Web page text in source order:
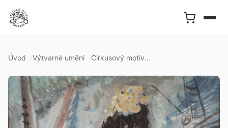
Úvod Výtvarné umění Cirkusový motiv...